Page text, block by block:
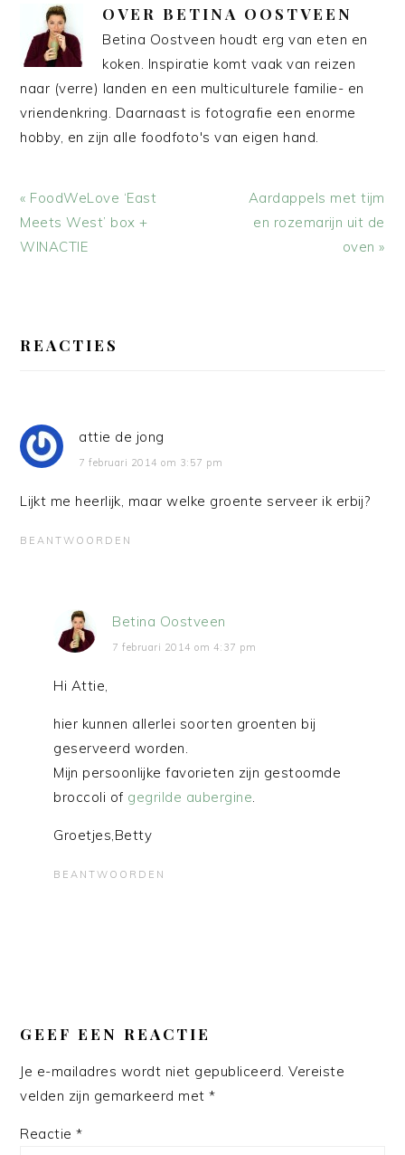
OVER BETINA OOSTVEEN
Betina Oostveen houdt erg van eten en
koken. Inspiratie komt vaak van reizen
naar (verre) landen en een multiculturele familie- en
vriendenkring. Daarnaast is fotografie een enorme
hobby, en zijn alle foodfoto's van eigen hand.
Vorig
bericht:
« FoodWeLove ‘East
Meets West’ box +
WINACTIE
Volgend
bericht:
Aardappels met tijm
en rozemarijn uit de
oven »
INTERACTIES
REACTIES
attie de jong
7 februari 2014 om 3:57 pm
Lijkt me heerlijk, maar welke groente serveer ik erbij?
BEANTWOORDEN
Betina Oostveen
7 februari 2014 om 4:37 pm
Hi Attie,
hier kunnen allerlei soorten groenten bij
geserveerd worden.
Mijn persoonlijke favorieten zijn gestoomde
broccoli of gegrilde aubergine
Groetjes,Betty
BEANTWOORDEN
GEEF EEN REACTIE
Je e-mailadres wordt niet gepubliceerd. Vereiste
velden zijn gemarkeerd met*
Reactie*